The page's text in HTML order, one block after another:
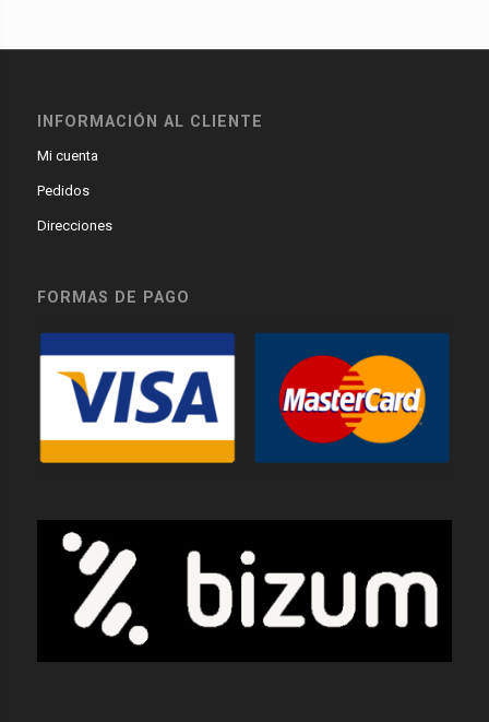
INFORMACIÓN AL CLIENTE
Mi cuenta
Pedidos
Direcciones
FORMAS DE PAGO